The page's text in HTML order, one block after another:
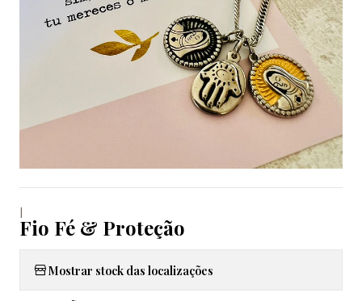
|
Fio Fé & Proteção
Mostrar stock das localizações